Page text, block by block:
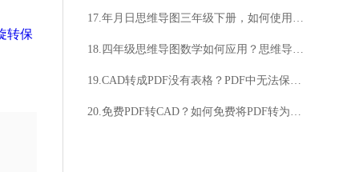
转保
17.年月日思维导图三年级下册，如何使用？思维导图在三年级下册中有何作用？
18.四年级思维导图数学如何应用？思维导图能提高四年级数学学习效果吗？
19.CAD转成PDF没有表格？PDF中无法保留表格吗？
20.免费PDF转CAD？如何免费将PDF转为CAD？